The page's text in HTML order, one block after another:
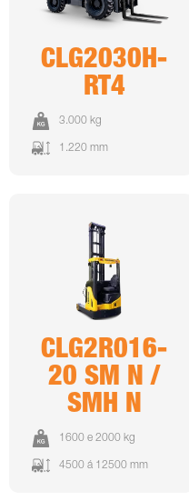
CLG2030H-
RT4
3.000 kg
1.220 mm
CLG2R016-
20 SM N /
SMH N
1600 e 2000 kg
4500 á 12500 mm